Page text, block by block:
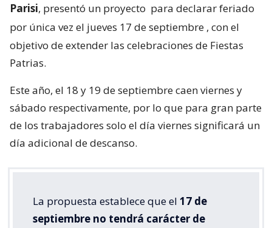
Parisi, presentó un proyecto para declarar feriado
por única vez el jueves 17 de septiembre , con el
objetivo de extender las celebraciones de Fiestas
Patrias.
Este año, el 18 y 19 de septiembre caen viernes y
sábado respectivamente, por lo que para gran parte
de los trabajadores solo el día viernes significará un
día adicional de descanso.
La propuesta establece que el 17 de
septiembre no tendrá carácter de